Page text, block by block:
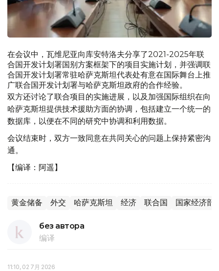
在会议中，瓦维尼亚向库安特洛夫分享了2021-2025年联
合国开发计划署国别方案框架下的项目实施计划，并强调联
合国开发计划署常驻哈萨克斯坦代表处有意在国际舞台上推
广联合国开发计划署与哈萨克斯坦政府的合作经验。
双方还讨论了联合项目的实施进展，以及加强国际组织在向
哈萨克斯坦提供技术援助方面的协调，包括建立一个统一的
数据库，以便在不同的研究中协调和利用数据。
会议结束时，双方一致同意在共同关心的问题上保持紧密沟
通。
【编译：阿遥】
黄金储备 外交 哈萨克斯坦 经济 联合国 国家经济部
без автора
编译
11:10, 02 7月 2026